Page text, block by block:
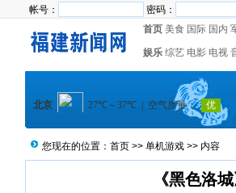
帐号： 密码：
首页 美食 国际 国内
娱乐 综艺 电影 电视
您现在的位置： 首页 >> 单机游戏 >> 内容
《黑色洛